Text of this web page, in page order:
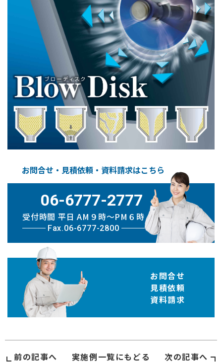
お問合せ・見積依頼・資料請求はこちら
06-6777-2777
受付時間 平日 AM９時〜PM６時
Fax.06-6777-2800
お問合せ
見積依頼
資料請求
前の記事へ 実施例一覧にもどる 次の記事へ